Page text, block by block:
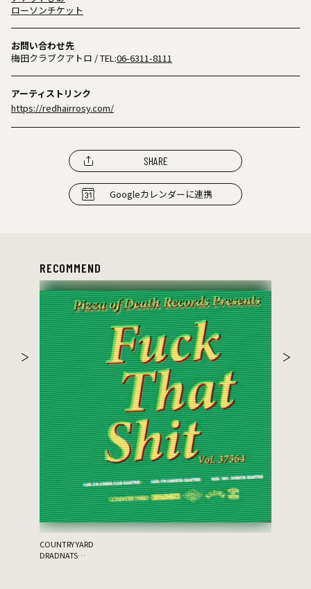
ローソンチケット
お問い合わせ先
梅田クラブクアトロ / TEL:06-6311-8111
アーティストリンク
https://redhairrosy.com/
SHARE
Googleカレンダーに連携
RECOMMEND
COUNTRY YARD
DRADNATS